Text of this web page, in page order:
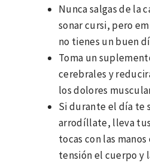
Nunca salgas de la
sonar cursi, pero
no tienes un buen
Toma un
cerebrales y
los dolores
Si durante el día te
arrodíllate, lleva
tocas con las
tensión el cuerpo y